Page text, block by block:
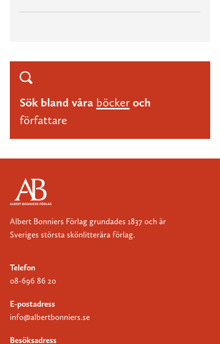
Sök bland våra böcker och
författare
Albert Bonniers Förlag grundades 1837 och är
Sveriges största skönlitterära förlag.
Telefon
08-696 86 20
E-postadress
info@albertbonniers.se
Besöksadress